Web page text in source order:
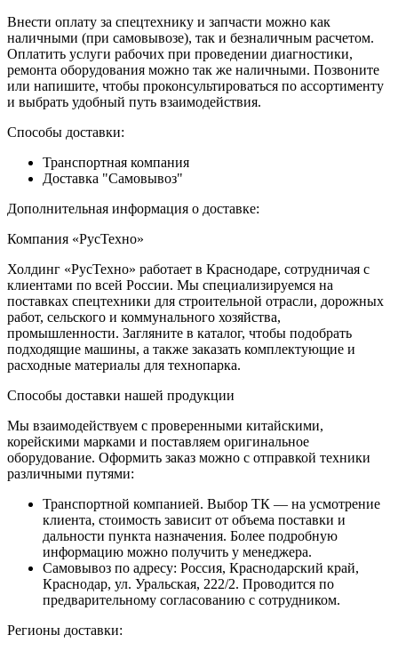
Внести оплату за спецтехнику и запчасти можно как
наличными (при самовывозе), так и безналичным расчетом.
Оплатить услуги рабочих при проведении диагностики,
ремонта оборудования можно так же наличными. Позвоните
или напишите, чтобы проконсультироваться по ассортименту
и выбрать удобный путь взаимодействия.
Способы доставки:
Транспортная компания
Доставка "Самовывоз"
Дополнительная информация о доставке:
Компания «РусТехно»
Холдинг «РусТехно» работает в Краснодаре, сотрудничая с
клиентами по всей России. Мы специализируемся на
поставках спецтехники для строительной отрасли, дорожных
работ, сельского и коммунального хозяйства,
промышленности. Загляните в каталог, чтобы подобрать
подходящие машины, а также заказать комплектующие и
расходные материалы для технопарка.
Способы доставки нашей продукции
Мы взаимодействуем с проверенными китайскими,
корейскими марками и поставляем оригинальное
оборудование. Оформить заказ можно с отправкой техники
различными путями:
Транспортной компанией. Выбор ТК — на усмотрение
клиента, стоимость зависит от объема поставки и
дальности пункта назначения. Более подробную
информацию можно получить у менеджера.
Самовывоз по адресу: Россия, Краснодарский край,
Краснодар, ул. Уральская, 222/2. Проводится по
предварительному согласованию с сотрудником.
Регионы доставки: